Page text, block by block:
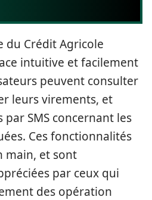
du Crédit Agricole
intuitive et facilement
peuvent consulter
leurs virements, et
SMS concernant les
Ces fonctionnalités
main, et sont
par ceux qui
des opération